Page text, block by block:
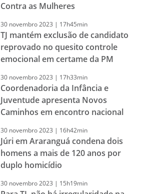
Contra as Mulheres
30 novembro2023 | 17h45min
TJ mantém exclusão de candidato
reprovado no quesito controle
emocional em certame da PM
30 novembro2023 | 17h33min
Coordenadoria da Infância e
Juventude apresenta Novos
Caminhos em encontro nacional
30 novembro2023 | 16h42min
Júri em Araranguá condena dois
homens a mais de 120 anos por
duplo homicídio
30 novembro2023 | 15h19min